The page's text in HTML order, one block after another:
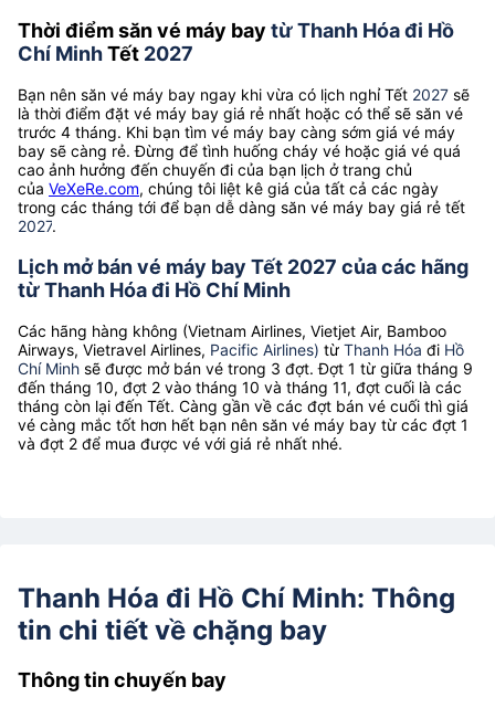
Thời điểm săn vé máy bay từ Thanh Hóa đi Hồ
Chí MinhTết 2027
Bạn nên săn vé máy bay ngay khi vừa có lịch nghỉ Tết 2027 sẽ
là thời điểm đặt vé máy bay giá rẻ nhất hoặc có thể sẽ săn vé
trước 4 tháng. Khi bạn tìm vé máy bay càng sớm giá vé máy
bay sẽ càng rẻ. Đừng để tình huống cháy vé hoặc giá vé quá
cao ảnh hưởng đến chuyến đi của bạn lịch ở trang chủ
của VeXeRe.com, chúng tôi liệt kê giá của tất cả các ngày
trong các tháng tới để bạn dễ dàng săn vé máy bay giá rẻ tết
2027.
Lịch mở bán vé máy bay Tết 2027 của các hãng
từ Thanh Hóa đi Hồ Chí Minh
Các hãng hàng không (Vietnam Airlines, Vietjet Air, Bamboo
Airways, Vietravel Airlines, Pacific Airlines) từ Thanh Hóa đi Hồ
Chí Minh sẽ được mở bán vé trong 3 đợt. Đợt 1 từ giữa tháng 9
đến tháng 10, đợt 2 vào tháng 10 và tháng 11, đợt cuối là các
tháng còn lại đến Tết. Càng gần về các đợt bán vé cuối thì giá
vé càng mắc tốt hơn hết bạn nên săn vé máy bay từ các đợt 1
và đợt 2 để mua được vé với giá rẻ nhất nhé.
Thanh Hóa đi Hồ Chí Minh: Thông
tin chi tiết về chặng bay
Thông tin chuyến bay